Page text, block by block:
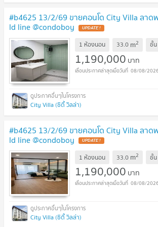
#b4625 13/2/69 ขายคอนโด City Villa ลาด
ld line @condoboy UPDATE !
1 ห้องนอน 33.0 m2 ชั้น
1,190,000 บาท
08/08/
City Villa (ซิตี้ วิลล่า)
#b4625 13/2/69 ขายคอนโด City Villa ลาด
ld line @condoboy UPDATE !
1 ห้องนอน 33.0 m2 ชั้น
1,190,000 บาท
08/08/
City Villa (ซิตี้ วิลล่า)